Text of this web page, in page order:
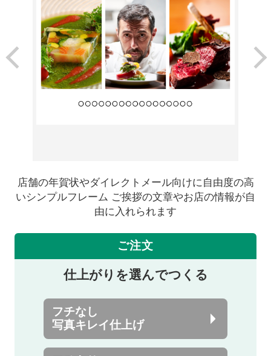
店舗の年賀状やダイレクトメール向けに自由度の高
いシンプルフレーム ご挨拶の文章やお店の情報が自
由に入れられます
ご注文
仕上がりを選んでつくる
フチなし
写真キレイ仕上げ